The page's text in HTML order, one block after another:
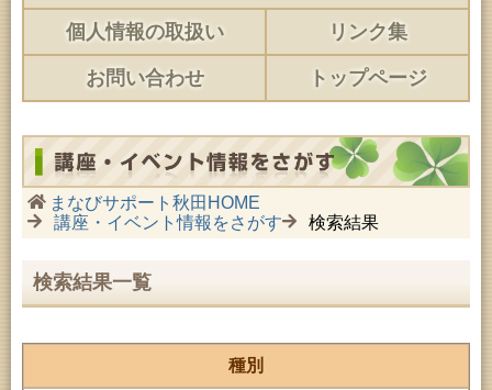
個人情報の取扱い リンク集
お問い合わせ トップページ
まなびサポート秋田HOME
講座・イベント情報をさがす
検索結果
検索結果一覧
種別